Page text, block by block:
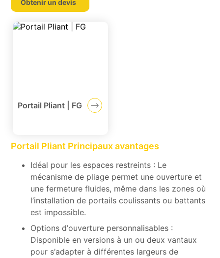
Obtenir un devis
Portail Pliant | FG
Portail Pliant Principaux avantages
Idéal pour les espaces restreints : Le
mécanisme de pliage permet une ouverture et
une fermeture fluides, même dans les zones où
l’installation de portails coulissants ou battants
est impossible.
Options d’ouverture personnalisables :
Disponible en versions à un ou deux vantaux
pour s’adapter à différentes largeurs de